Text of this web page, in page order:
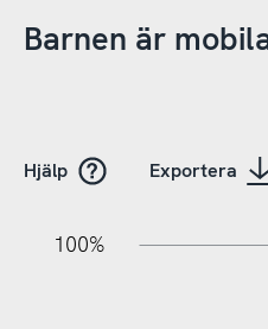
Barnen är
Hjälp Exportera
100%